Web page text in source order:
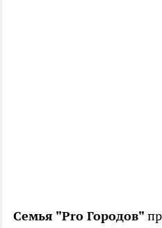
Семья "Pro Городов"